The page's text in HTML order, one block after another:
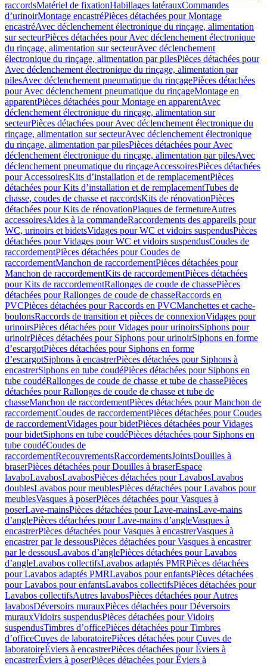
raccordsMatériel de fixationHabillages latérauxCommandes
dʼurinoirMontage encastréPièces détachées pour Montage
encastréAvec déclenchement électronique du rinçage, alimentation
sur secteurPièces détachées pour Avec déclenchement électronique
du rinçage, alimentation sur secteurAvec déclenchement
électronique du rinçage, alimentation par pilesPièces détachées pour
Avec déclenchement électronique du rinçage, alimentation par
pilesAvec déclenchement pneumatique du rinçagePièces détachées
pour Avec déclenchement pneumatique du rinçageMontage en
apparentPièces détachées pour Montage en apparentAvec
déclenchement électronique du rinçage, alimentation sur
secteurPièces détachées pour Avec déclenchement électronique du
rinçage, alimentation sur secteurAvec déclenchement électronique
du rinçage, alimentation par pilesPièces détachées pour Avec
déclenchement électronique du rinçage, alimentation par pilesAvec
déclenchement pneumatique du rinçageAccessoiresPièces détachées
pour AccessoiresKits d’installation et de remplacementPièces
détachées pour Kits d’installation et de remplacementTubes de
chasse, coudes de chasse et raccordsKits de rénovationPièces
détachées pour Kits de rénovationPlaques de fermetureAutres
accessoiresAides à la commandeRaccordements des appareils pour
WC, urinoirs et bidetsVidages pour WC et vidoirs suspendusPièces
détachées pour Vidages pour WC et vidoirs suspendusCoudes de
raccordementPièces détachées pour Coudes de
raccordementManchon de raccordementPièces détachées pour
Manchon de raccordementKits de raccordementPièces détachées
pour Kits de raccordementRallonges de coude de chassePièces
détachées pour Rallonges de coude de chasseRaccords en
PVCPièces détachées pour Raccords en PVCManchettes et cache-
boulonsRaccords de transition et pièces de connexionVidages pour
urinoirsPièces détachées pour Vidages pour urinoirsSiphons pour
urinoirPièces détachées pour Siphons pour urinoirSiphons en forme
d’escargotPièces détachées pour Siphons en forme
d’escargotSiphons à encastrerPièces détachées pour Siphons à
encastrerSiphons en tube coudéPièces détachées pour Siphons en
tube coudéRallonges de coude de chasse et tube de chassePièces
détachées pour Rallonges de coude de chasse et tube de
chasseManchon de raccordementPièces détachées pour Manchon de
raccordementCoudes de raccordementPièces détachées pour Coudes
de raccordementVidages pour bidetPièces détachées pour Vidages
pour bidetSiphons en tube coudéPièces détachées pour Siphons en
tube coudéCoudes de
raccordementRecouvrementsRaccordementsJointsDouilles à
braserPièces détachées pour Douilles à braserEspace
lavaboLavabosLavabosPièces détachées pour LavabosLavabos
doublesLavabos pour meublesPièces détachées pour Lavabos pour
meublesVasques à poserPièces détachées pour Vasques à
poserLave-mainsPièces détachées pour Lave-mainsLave-mains
d’anglePièces détachées pour Lave-mains d’angleVasques à
encastrerPièces détachées pour Vasques à encastrerVasques à
encastrer par le dessousPièces détachées pour Vasques à encastrer
par le dessousLavabos d’anglePièces détachées pour Lavabos
d’angleLavabos collectifsLavabos adaptés PMRPièces détachées
pour Lavabos adaptés PMRLavabos pour enfantsPièces détachées
pour Lavabos pour enfantsLavabos collectifsPièces détachées pour
Lavabos collectifsAutres lavabosPièces détachées pour Autres
lavabosDéversoirs murauxPièces détachées pour Déversoirs
murauxVidoirs suspendusPièces détachées pour Vidoirs
suspendusTimbres dʼofficePièces détachées pour Timbres
dʼofficeCuves de laboratoirePièces détachées pour Cuves de
laboratoireÉviers à encastrerPièces détachées pour Éviers à
encastrerÉviers à poserPièces détachées pour Éviers à